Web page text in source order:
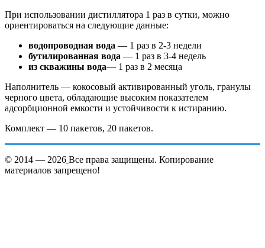
При использовании дистиллятора 1 раз в сутки, можно
ориентироваться на следующие данные:
водопроводная вода — 1 раз в 2-3 недели
бутилированная вода — 1 раз в 3-4 недель
из скважины вода— 1 раз в 2 месяца
Наполнитель — кокосовый активированный уголь, гранулы
черного цвета, обладающие высоким показателем
адсорбционной емкости и устойчивости к истиранию.
Комплект — 10 пакетов, 20 пакетов.
© 2014 — 2026 Все права защищены. Копирование
материалов запрещено!